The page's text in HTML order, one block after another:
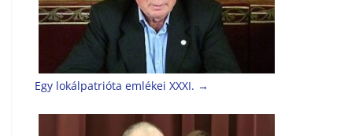
Egy lokálpatrióta emlékei XXXI. →